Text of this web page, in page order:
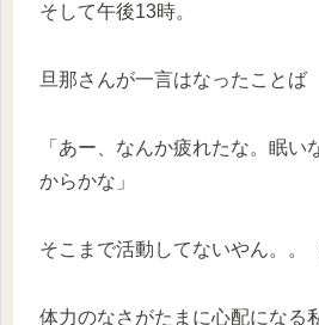
そして午後13時。
旦那さんが一言はなったことば
「あー、なんか疲れたな。眠い
からかな」
そこまで活動してないやん。。
体力のなさがたまに心配になる